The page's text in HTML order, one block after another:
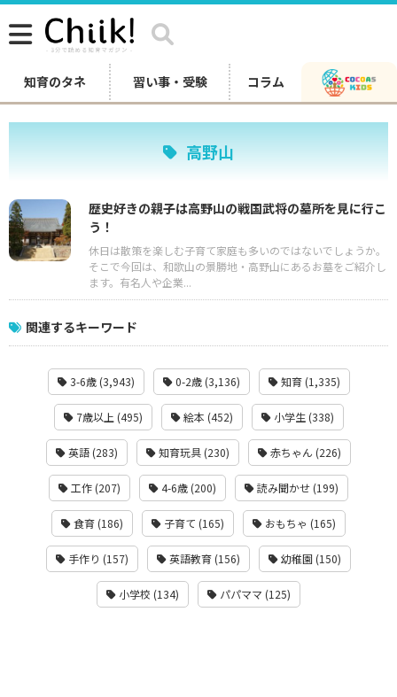
知育のタネ 習い事・受験 コラム
高野山
歴史好きの親子は高野山の戦国武将の墓所を見に行こ
う！
休日は散策を楽しむ子育て家庭も多いのではないでしょうか。
そこで今回は、和歌山の景勝地・高野山にあるお墓をご紹介し
ます。有名人や企業...
関連するキーワード
3-6歳 (3,943) 0-2歳 (3,136) 知育 (1,335)
7歳以上 (495) 絵本 (452) 小学生 (338)
英語 (283) 知育玩具 (230) 赤ちゃん (226)
工作 (207) 4-6歳 (200) 読み聞かせ (199)
食育 (186) 子育て (165) おもちゃ (165)
手作り (157) 英語教育 (156) 幼稚園 (150)
小学校 (134) パパママ (125)